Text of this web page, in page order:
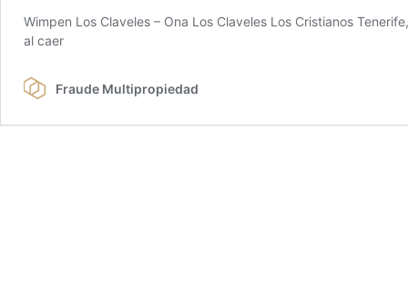
Wimpen Los Claveles – Ona Los Claveles Los Cristianos
al caer
Fraude Multipropiedad